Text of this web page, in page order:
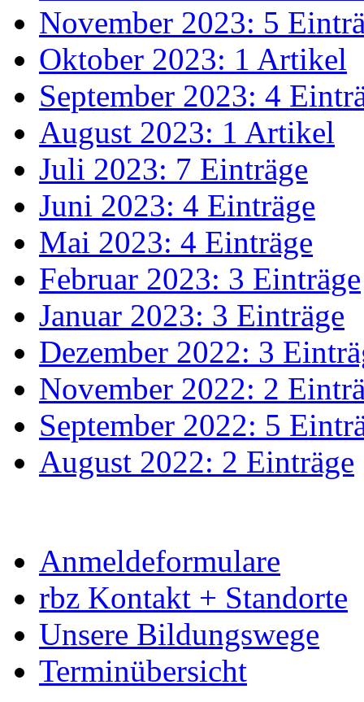
November 2023: 5
Oktober 2023: 1 Artikel
September 2023: 4
August 2023: 1 Artikel
Juli 2023: 7 Einträge
Juni 2023: 4 Einträge
Mai 2023: 4 Einträge
Februar 2023: 3 Einträge
Januar 2023: 3 Einträge
Dezember 2022: 3
November 2022: 2
September 2022: 5
August 2022: 2 Einträge
Anmeldeformulare
rbz Kontakt + Standorte
Unsere Bildungswege
Terminübersicht